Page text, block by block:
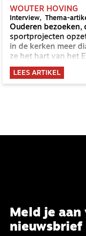
WOUTER HOVING
Interview Thema-
Ouderen bezoeken,
sportprojecten
in de kerken meer
ze het hart van het
Derk Jan van der
in Zwolle.
LEES ARTIKEL
Meld je aan
nieuwsbrief